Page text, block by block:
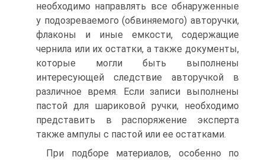
необходимо направлять все обнаруженные
у подозреваемого (обвиняемого) авторучки,
флаконы и иные емкости, содержащие
чернила или их остатки, а также документы,
которые могли быть выполнены
интересующей следствие авторучкой в
различное время. Если записи выполнены
пастой для шариковой ручки, необходимо
представить в распоряжение эксперта
также ампулы с пастой или ее остатками.
При подборе материалов, особенно по